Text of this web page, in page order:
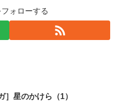
ォローする
］星のかけら（1）